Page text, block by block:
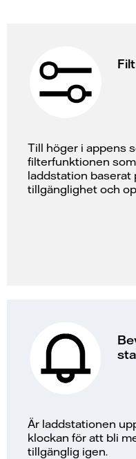
Till höger i appens
filterfunktionen
laddstation baserat
tillgänglighet och
Är laddstationen
klockan för att bli
tillgänglig igen.